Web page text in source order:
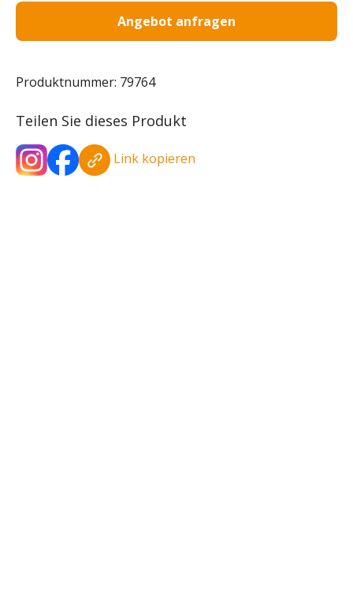
Angebot anfragen
Produktnummer: 79764
Teilen Sie dieses Produkt
Link kopieren